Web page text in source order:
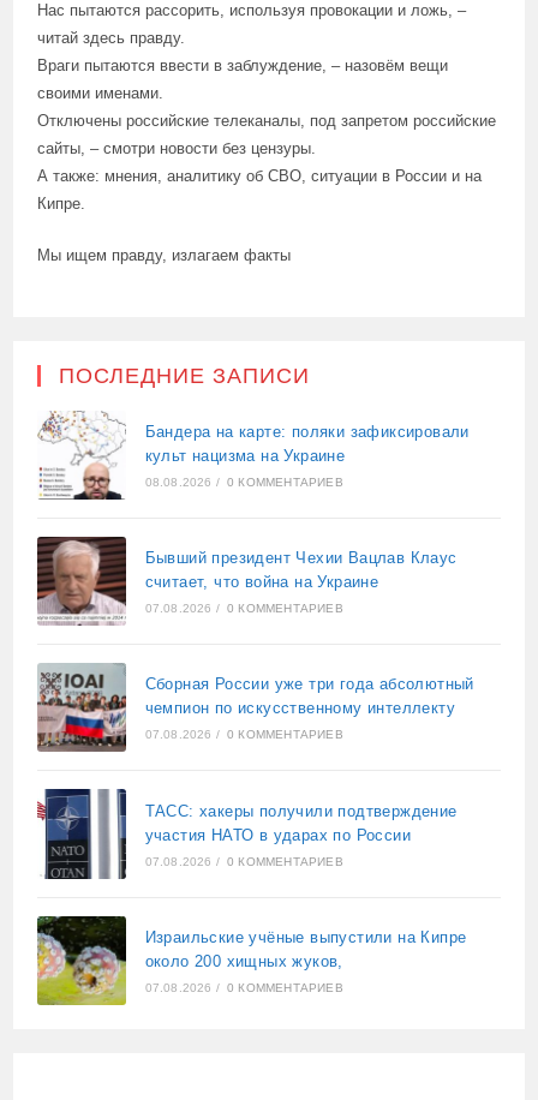
Нас пытаются рассорить, используя провокации и ложь, –
читай здесь правду.
Враги пытаются ввести в заблуждение, – назовём вещи
своими именами.
Отключены российские телеканалы, под запретом российские
сайты, – смотри новости без цензуры.
А также: мнения, аналитику об СВО, ситуации в России и на
Кипре.
Мы ищем правду, излагаем факты
ПОСЛЕДНИЕ ЗАПИСИ
Бандера на карте: поляки зафиксировали
культ нацизма на Украине
08.08.2026 / 0 КОММЕНТАРИЕВ
Бывший президент Чехии Вацлав Клаус
считает, что война на Украине
07.08.2026 / 0 КОММЕНТАРИЕВ
Сборная России уже три года абсолютный
чемпион по искусственному интеллекту
07.08.2026 / 0 КОММЕНТАРИЕВ
ТАСС: хакеры получили подтверждение
участия НАТО в ударах по России
07.08.2026 / 0 КОММЕНТАРИЕВ
Израильские учёные выпустили на Кипре
около 200 хищных жуков,
07.08.2026 / 0 КОММЕНТАРИЕВ